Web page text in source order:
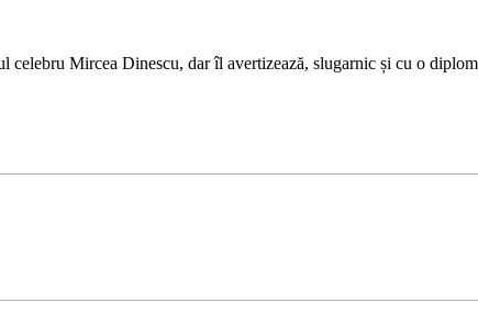
Mircea Dinescu, dar îl avertizează, slugarnic și cu o